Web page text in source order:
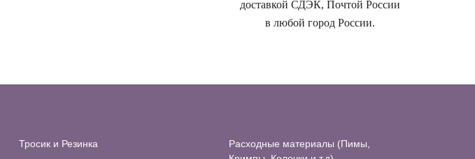
доставкой СДЭК, Почтой России
в любой город России.
Тросик и Резинка
Расходные материалы (Пимы,